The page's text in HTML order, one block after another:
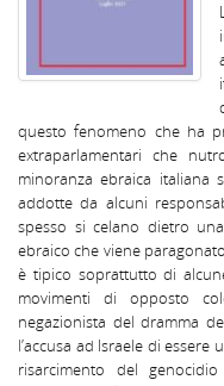
questo fenomeno che ha
extraparlamentari che
minoranza ebraica italiana
addotte da alcuni
spesso si celano dietro
ebraico che viene
è tipico soprattutto di
movimenti di opposto
negazionista del dramma
l’accusa ad Israele di
risarcimento del